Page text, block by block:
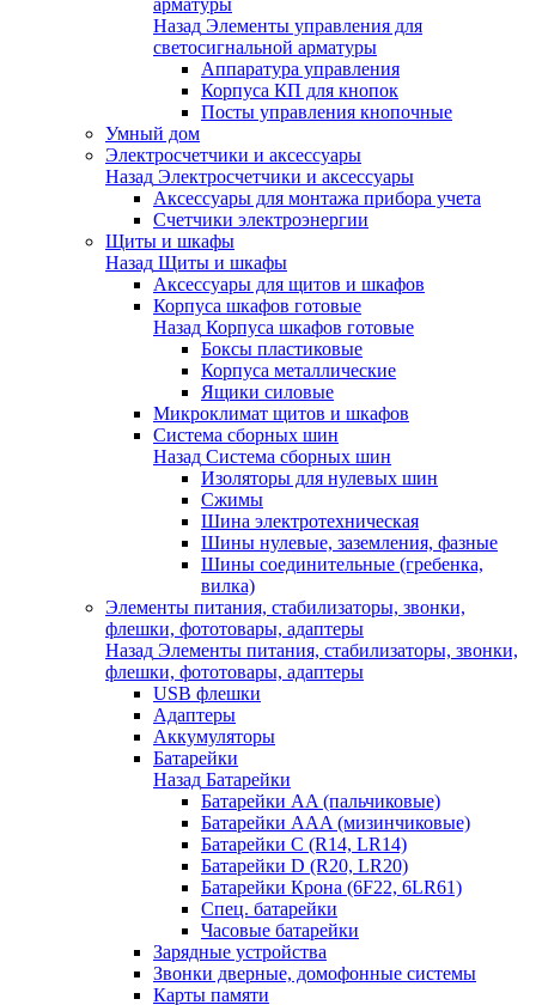
арматуры
Назад Элементы управления для
светосигнальной арматуры
Аппаратура управления
Корпуса КП для кнопок
Посты управления кнопочные
Умный дом
Электросчетчики и аксессуары
Назад Электросчетчики и аксессуары
Аксессуары для монтажа прибора учета
Счетчики электроэнергии
Щиты и шкафы
Назад Щиты и шкафы
Аксессуары для щитов и шкафов
Корпуса шкафов готовые
Назад Корпуса шкафов готовые
Боксы пластиковые
Корпуса металлические
Ящики силовые
Микроклимат щитов и шкафов
Система сборных шин
Назад Система сборных шин
Изоляторы для нулевых шин
Сжимы
Шина электротехническая
Шины нулевые, заземления, фазные
Шины соединительные (гребенка,
вилка)
Элементы питания, стабилизаторы, звонки,
флешки, фототовары, адаптеры
Назад Элементы питания, стабилизаторы, звонки,
флешки, фототовары, адаптеры
USB флешки
Адаптеры
Аккумуляторы
Батарейки
Назад Батарейки
Батарейки AA (пальчиковые)
Батарейки AAA (мизинчиковые)
Батарейки C (R14, LR14)
Батарейки D (R20, LR20)
Батарейки Крона (6F22, 6LR61)
Спец. батарейки
Часовые батарейки
Зарядные устройства
Звонки дверные, домофонные системы
Карты памяти